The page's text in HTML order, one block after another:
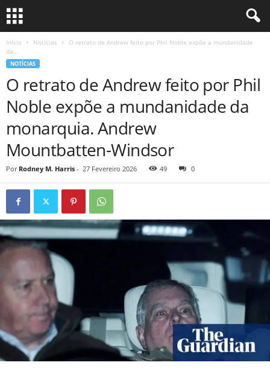
Início Notícias
O retrato de Andrew feito por Phil Noble expõe a mundanidade
da...
NOTÍCIAS
O retrato de Andrew feito por Phil
Noble expõe a mundanidade da
monarquia. Andrew
Mountbatten-Windsor
Por Rodney M. Harris - 27 Fevereiro 2026 49 0